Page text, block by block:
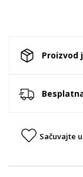
Proizvod
Sačuvajte